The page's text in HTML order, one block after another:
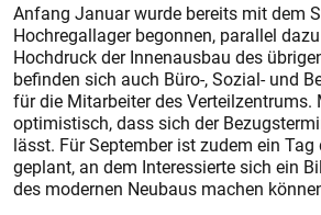
Anfang Januar wurde bereits mit dem
Hochregallager begonnen, parallel
Hochdruck der Innenausbau des
befinden sich auch Büro-, Sozial- und
für die Mitarbeiter des
optimistisch, dass sich der
lässt. Für September ist zudem ein
geplant, an dem Interessierte sich ein
des modernen Neubaus machen